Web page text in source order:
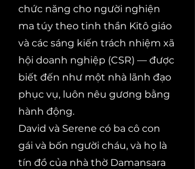
chức năng cho người nghiện
ma túy theo tinh thần Kitô giáo
và các sáng kiến trách nhiệm xã
hội doanh nghiệp (CSR) — được
biết đến như một nhà lãnh đạo
phục vụ, luôn nêu gương bằng
hành động.
David và Serene có ba cô con
gái và bốn người cháu, và họ là
tín đồ của nhà thờ Damansara